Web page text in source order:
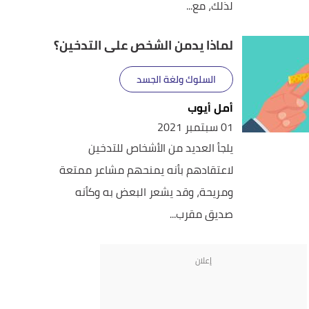
لذلك، مع...
لماذا يدمن الشخص على التدخين؟
السلوك ولغة الجسد
أمل أيوب
01 سبتمبر 2021
يلجأ العديد من الأشخاص للتدخين
لاعتقادهم بأنه يمنحهم مشاعر ممتعة
ومريحة، وقد يشعر البعض به وكأنه
صديق مقرب...